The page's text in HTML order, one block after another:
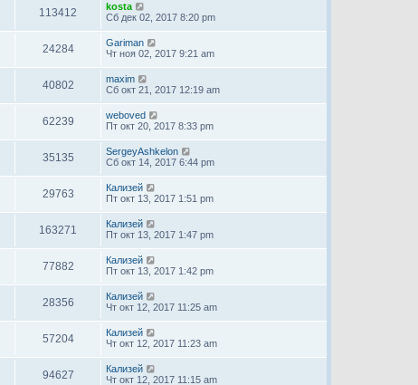
113412
kosta
Сб дек 02, 2017 8:20 pm
24284
Gariman
Чт ноя 02, 2017 9:21 am
40802
maxim
Сб окт 21, 2017 12:19 am
62239
weboved
Пт окт 20, 2017 8:33 pm
35135
SergeyAshkelon
Сб окт 14, 2017 6:44 pm
29763
Кализей
Пт окт 13, 2017 1:51 pm
163271
Кализей
Пт окт 13, 2017 1:47 pm
77882
Кализей
Пт окт 13, 2017 1:42 pm
28356
Кализей
Чт окт 12, 2017 11:25 am
57204
Кализей
Чт окт 12, 2017 11:23 am
94627
Кализей
Чт окт 12, 2017 11:15 am